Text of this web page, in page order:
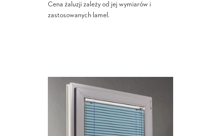
Cena żaluzji zależy od jej wymiarów i
zastosowanych lamel.